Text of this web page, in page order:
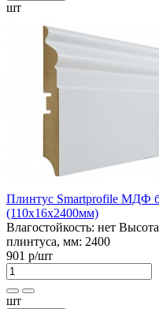
шт
Плинтус Smartprofile МДФ
(110х16х2400мм)
Влагостойкость: нет
плинтуса, мм: 2400
901 р/шт
шт